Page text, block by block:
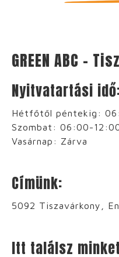
GREEN ABC –
Nyitvatartási
Hétfőtől péntekig:
Szombat: 06:00-
Vasárnap: Zárva
Címünk:
5092 Tiszavárkony,
Itt találsz